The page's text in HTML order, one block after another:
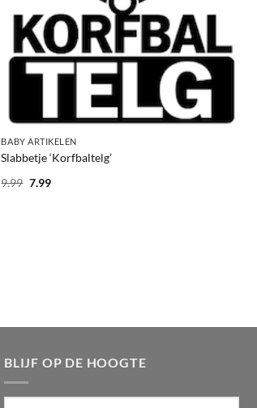
BABY ARTIKELEN
Slabbetje ‘Korfbaltelg’
9.99 Oorspronkelijke
7.99Huidige
BLIJF OP DE HOOGTE